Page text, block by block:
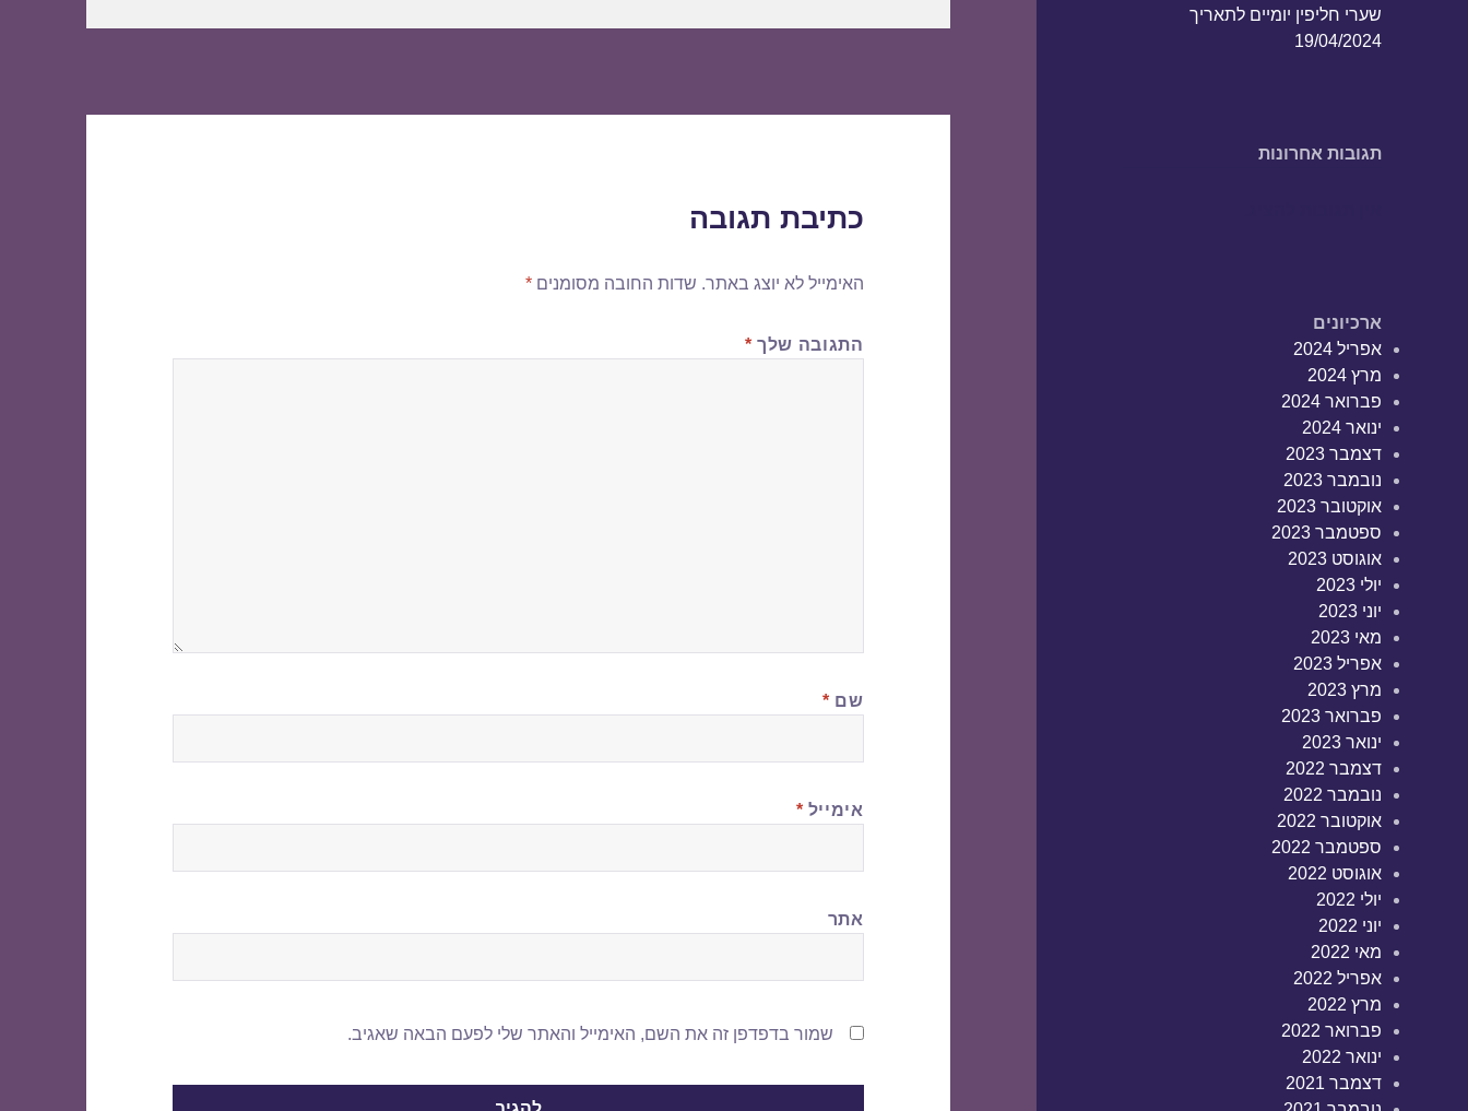
שערי חליפין יומיים לתאריך
19/04/2024
תגובות אחרונות
ארכיונים
אפריל 2024
מרץ 2024
פברואר 2024
ינואר 2024
דצמבר 2023
נובמבר 2023
אוקטובר 2023
ספטמבר 2023
אוגוסט 2023
יולי 2023
יוני 2023
מאי 2023
אפריל 2023
מרץ 2023
פברואר 2023
ינואר 2023
דצמבר 2022
נובמבר 2022
אוקטובר 2022
ספטמבר 2022
אוגוסט 2022
יולי 2022
יוני 2022
מאי 2022
אפריל 2022
מרץ 2022
פברואר 2022
ינואר 2022
דצמבר 2021
כתיבת תגובה
האימייל לא יוצג באתר. שדות החובה מסומנים*
התגובה שלך *
שם *
אימייל *
אתר
שמור בדפדפן זה את השם, האימייל והאתר שלי לפעם הבאה שאגיב.